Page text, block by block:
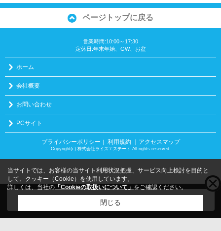
ページトップに戻る
営業時間:10:00～17:30
定休日:年末年始、GW、お盆
ホーム
会社概要
お問い合わせ
PCサイト
プライバシーポリシー 利用規約 ｜アクセスマップ
Copyright(c) 株式会社ライズエステート All rights reserved.
こちらの物件をご覧の方にお勧めな物件
当サイトでは、お客様の当サイト利用状況把握、サービス向上検討を目的と
して、クッキー（Cookie）を使用しています。
詳しくは、当社の 「Cookieの取扱いについて」 をご確認ください。
閉じる